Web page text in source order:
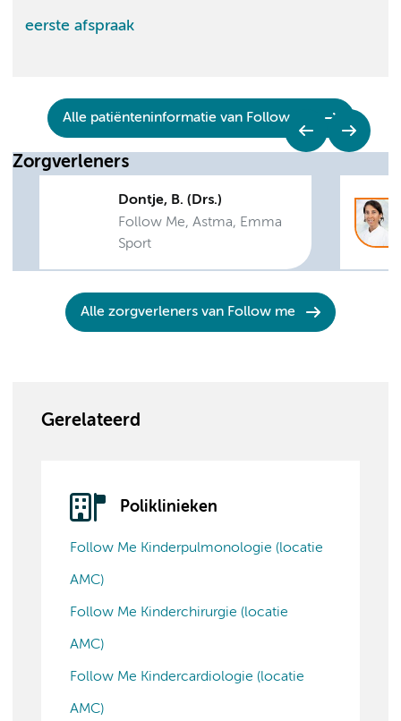
eerste afspraak
Alle patiënteninformatie van Follow me
Zorgverleners
Dontje, B. (Drs.)
Follow Me, Astma, Emma
Sport
Alle zorgverleners van Follow me
Gerelateerd
Poliklinieken
Follow Me Kinderpulmonologie (locatie
AMC)
Follow Me Kinderchirurgie (locatie
AMC)
Follow Me Kindercardiologie (locatie
AMC)